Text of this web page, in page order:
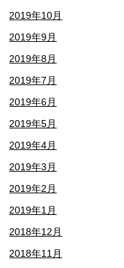
2019年10月
2019年9月
2019年8月
2019年7月
2019年6月
2019年5月
2019年4月
2019年3月
2019年2月
2019年1月
2018年12月
2018年11月